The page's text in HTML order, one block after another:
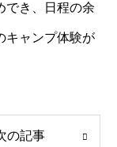
でき、日程の余
キャンプ体験が
の記事